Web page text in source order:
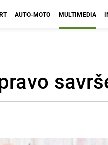
AUTO-MOTO MULTIMEDIA